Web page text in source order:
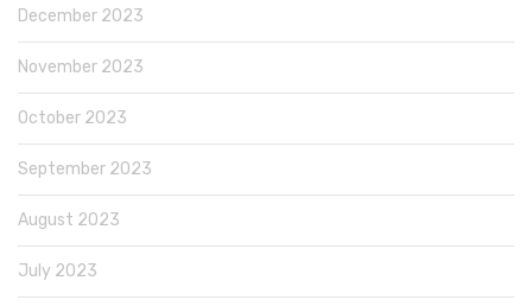
December 2023
November 2023
October 2023
September 2023
August 2023
July 2023